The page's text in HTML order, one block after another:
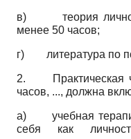
в) теория
менее 50 часов;
г) литература по
2. Практическая
часов, ..., должна
а) учебная
себя как